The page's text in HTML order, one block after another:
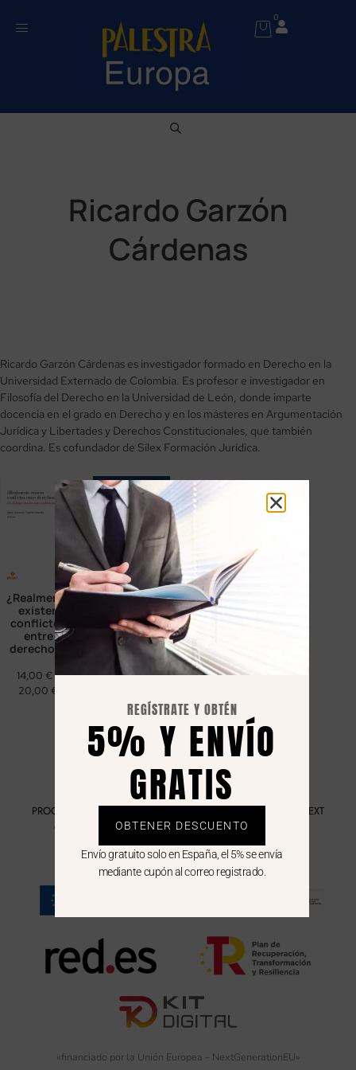
0
Ricardo Garzón
Cárdenas
Ricardo Garzón Cárdenas es investigador formado en Derecho en la
Universidad Externado de Colombia. Es profesor e investigador en
Filosofía del Derecho en la Universidad de León, donde imparte
docencia en el grado en Derecho y en los másteres en Argumentación
Jurídica y Libertades y Derechos Constitucionales, que también
coordina. Es cofundador de Sílex Formación Jurídica.
¿Realmente
existen
conflictos
entre
derechos?
14,00 € -
20,00 €
Activismo
judicial
12,60 €-
18,00
PROGRAMA KIT DIGITAL FINANCIADO POR LOS FONDOS NEXT
GENERATION DEL MECANISMO DE RECUPERACIÓN Y
RESILIENCIA
«financiado por la Unión Europea – NextGenerationEU»
REGÍSTRATE Y OBTÉN
5% Y ENVÍO
GRATIS
OBTENER DESCUENTO
Envío gratuito solo en España, el 5% se envía
mediante cupón al correo registrado.